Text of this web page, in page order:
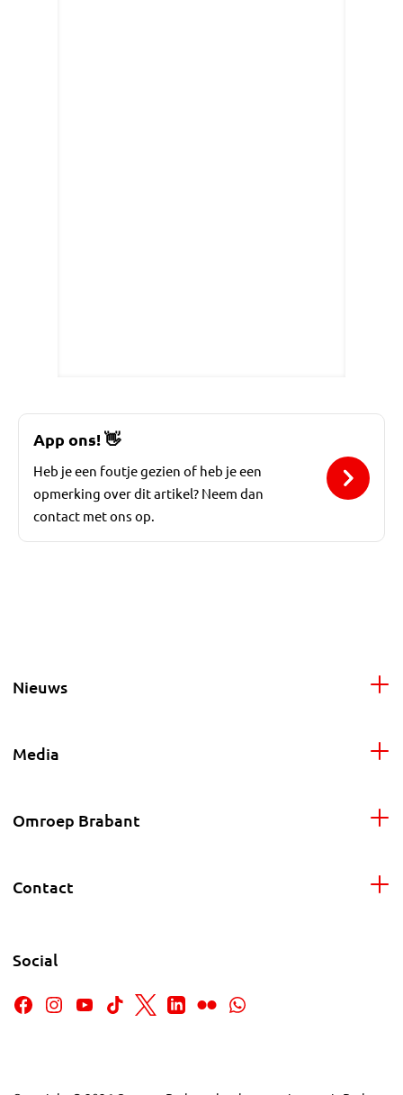
App ons!👋
Heb je een foutje gezien of heb je een
opmerking over dit artikel? Neem dan
contact met ons op.
Nieuws
Media
Omroep Brabant
Contact
Social